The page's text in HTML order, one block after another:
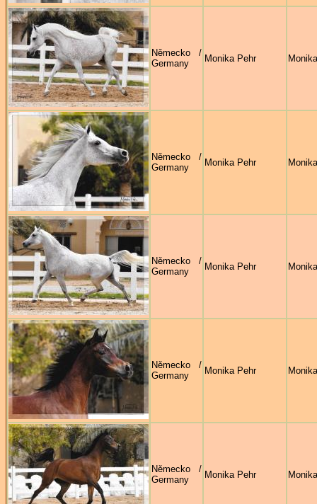
Německo /
Germany
Monika Pehr
Německo /
Germany
Monika Pehr
Německo /
Germany
Monika Pehr
Německo /
Germany
Monika Pehr
Německo /
Germany
Monika Pehr